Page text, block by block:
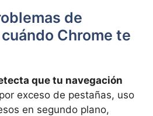
de
Chrome te
que tu navegación
por exceso de pestañas, uso
en segundo plano,